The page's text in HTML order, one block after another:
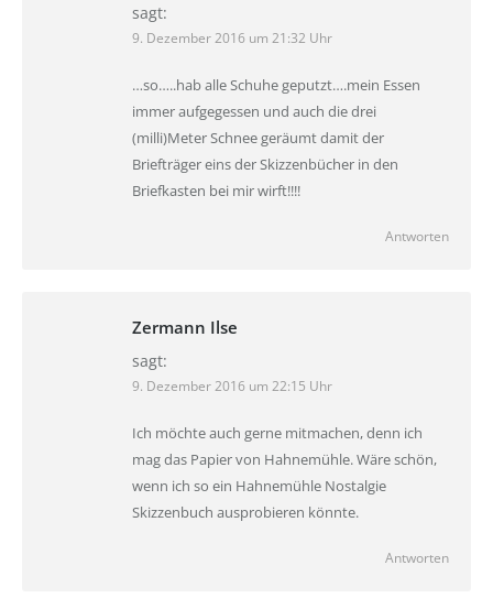
sagt:
9. Dezember 2016 um 21:32 Uhr
…so…..hab alle Schuhe geputzt….mein Essen
immer aufgegessen und auch die drei
(milli)Meter Schnee geräumt damit der
Briefträger eins der Skizzenbücher in den
Briefkasten bei mir wirft!!!!
Antworten
Zermann Ilse
sagt:
9. Dezember 2016 um 22:15 Uhr
Ich möchte auch gerne mitmachen, denn ich
mag das Papier von Hahnemühle. Wäre schön,
wenn ich so ein Hahnemühle Nostalgie
Skizzenbuch ausprobieren könnte.
Antworten